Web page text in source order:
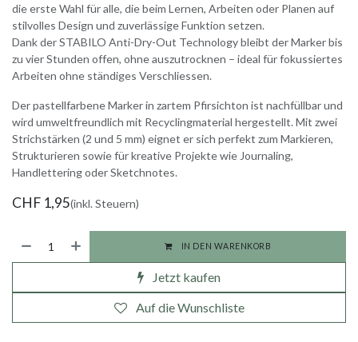
die erste Wahl für alle, die beim Lernen, Arbeiten oder Planen auf
stilvolles Design und zuverlässige Funktion setzen.
Dank der STABILO Anti-Dry-Out Technology bleibt der Marker bis
zu vier Stunden offen, ohne auszutrocknen – ideal für fokussiertes
Arbeiten ohne ständiges Verschliessen.
Der pastellfarbene Marker in zartem Pfirsichton ist nachfüllbar und
wird umweltfreundlich mit Recyclingmaterial hergestellt. Mit zwei
Strichstärken (2 und 5 mm) eignet er sich perfekt zum Markieren,
Strukturieren sowie für kreative Projekte wie Journaling,
Handlettering oder Sketchnotes.
CHF 1,95(inkl. Steuern)
IN DEN WARENKORB
Jetzt kaufen
Auf die Wunschliste